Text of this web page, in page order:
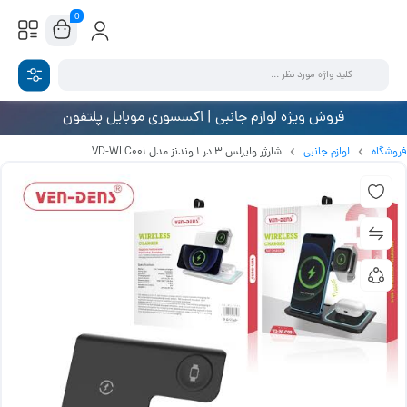
0
فروش ویژه لوازم جانبی | اکسسوری موبایل پلتفون
فروشگاه لوازم جانبی شارژر وایرلس 3 در 1 وندنز مدل VD-WLC001